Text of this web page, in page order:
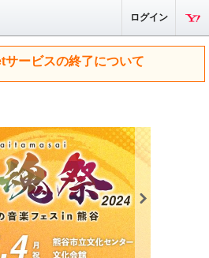
ログイン
サービスの終了について